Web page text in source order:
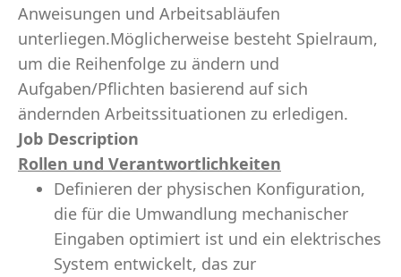
Anweisungen und Arbeitsabläufen
unterliegen.Möglicherweise besteht Spielraum,
um die Reihenfolge zu ändern und
Aufgaben/Pflichten basierend auf sich
ändernden Arbeitssituationen zu erledigen.
Job Description
Rollen und Verantwortlichkeiten
Definieren der physischen Konfiguration,
die für die Umwandlung mechanischer
Eingaben optimiert ist und ein elektrisches
System entwickelt, das zur